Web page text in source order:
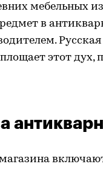
мебельных
в
Русская
этот дух,